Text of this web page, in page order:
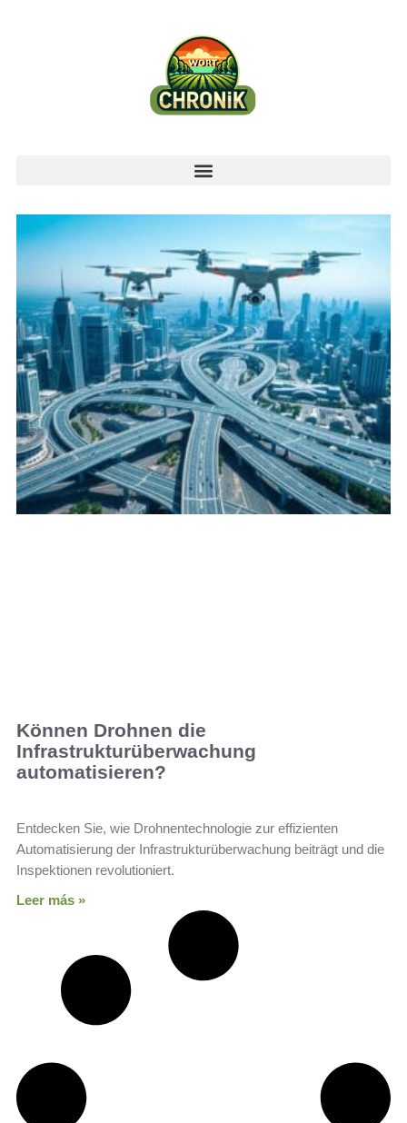
Können Drohnen die
Infrastrukturüberwachung
automatisieren?
Entdecken Sie, wie Drohnentechnologie zur effizienten
Automatisierung der Infrastrukturüberwachung beiträgt und die
Inspektionen revolutioniert.
Leer más »